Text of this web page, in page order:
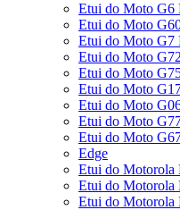
Etui do Moto G6
Etui do Moto
Etui do Moto G7
Etui do Moto
Etui do Moto
Etui do Moto
Etui do Moto
Etui do Moto
Etui do Moto
Edge
Etui do Motorola
Etui do Motorola
Etui do Motorola